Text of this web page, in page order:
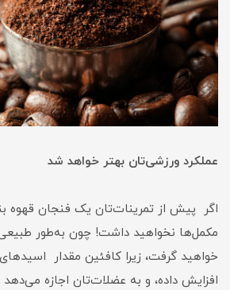
عملکرد ورزشی‌تان بهتر خواهد شد
اگر پیش از تمرینات‌تان یک فنجان قهوه
مکمل‌ها نخواهید داشت! چون به‌طور طبیعی
خواهید گرفت، زیرا کافئین مقدار
افزایش داده، و به عضلات‌تان اجازه